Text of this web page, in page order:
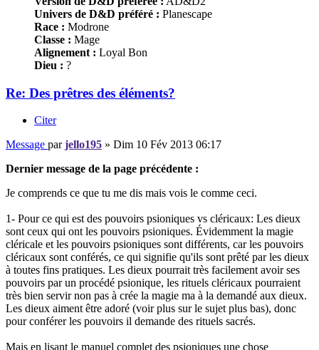
Univers de D&D préféré : Planescape
Race : Modrone
Classe : Mage
Alignement : Loyal Bon
Dieu : ?
Re: Des prêtres des éléments?
Citer
Message parjello195 » Dim 10 Fév 2013 06:17
Dernier message de la page précédente :
Je comprends ce que tu me dis mais vois le comme ceci.
1- Pour ce qui est des pouvoirs psioniques vs cléricaux: Les dieux
sont ceux qui ont les pouvoirs psioniques. Évidemment la magie
cléricale et les pouvoirs psioniques sont différents, car les pouvoirs
cléricaux sont conférés, ce qui signifie qu'ils sont prêté par les dieux
à toutes fins pratiques. Les dieux pourrait très facilement avoir ses
pouvoirs par un procédé psionique, les rituels cléricaux pourraient
très bien servir non pas à crée la magie ma à la demandé aux dieux.
Les dieux aiment être adoré (voir plus sur le sujet plus bas), donc
pour conférer les pouvoirs il demande des rituels sacrés.
Mais en lisant le manuel complet des psioniques une chose